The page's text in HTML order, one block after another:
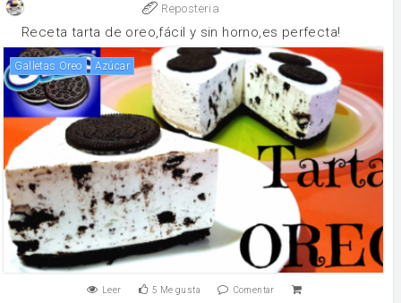
Reposteria
Receta tarta de oreo,fácil y sin horno,es perfecta!
galletas Oreo Azúcar
Leer 5 Me gusta Comentar